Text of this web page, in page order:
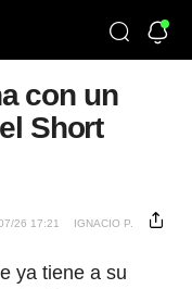
con un
Short
26 17:21 IGNACIO P.
ya tiene a su